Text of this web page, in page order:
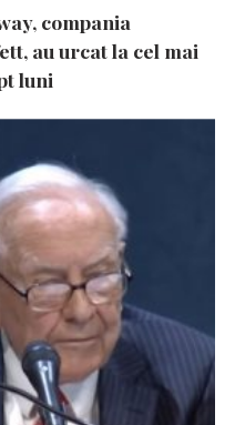
compania
au urcat la cel mai
luni